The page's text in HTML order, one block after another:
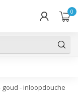
0
goud - inloopdouche